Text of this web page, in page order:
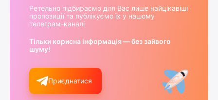
Ретельно підбираємо для Вас лише найцікавіші
пропозиції та публікуємо їх у нашому
телеграм-каналі
Тільки корисна інформація — без зайвого
шуму!
Приєднатися